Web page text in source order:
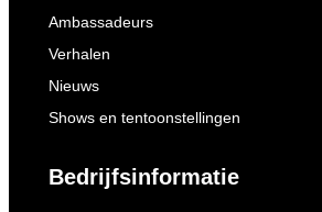
Ambassadeurs
Verhalen
Nieuws
Shows en tentoonstellingen
Bedrijfsinformatie